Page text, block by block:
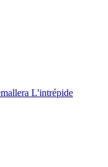
L'intrépide